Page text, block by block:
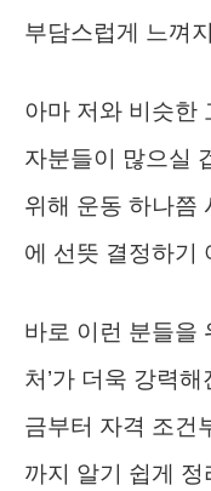
부담스럽게 느껴
아마 저와 비슷한
자분들이 많으실
위해 운동 하나쯤
에 선뜻 결정하기
바로 이런 분들을
처’가 더욱 강력
금부터 자격 조건
까지 알기 쉽게